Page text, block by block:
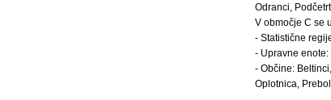
Odranci,
V območje C se
- Statistične
- Upravne enote:
- Občine:
Oplotnica,